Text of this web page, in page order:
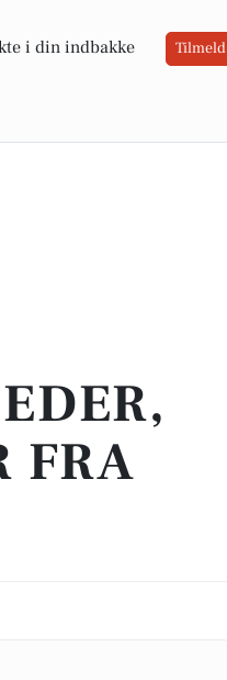
i din indbakke Tilmeld
FRA